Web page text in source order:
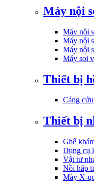
Máy nội
Máy nội
Máy nội
Máy nội
Máy soi
Thiết bị
Cáng
Thiết bị
Ghế
Dụng cụ
Vật tư
Nồi hấp
Máy X-